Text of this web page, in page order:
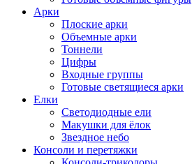
Арки
Плоские арки
Объемные арки
Тоннели
Цифры
Входные группы
Готовые светящиеся арки
Елки
Светодиодные ели
Макушки для ёлок
Звездное небо
Консоли и перетяжки